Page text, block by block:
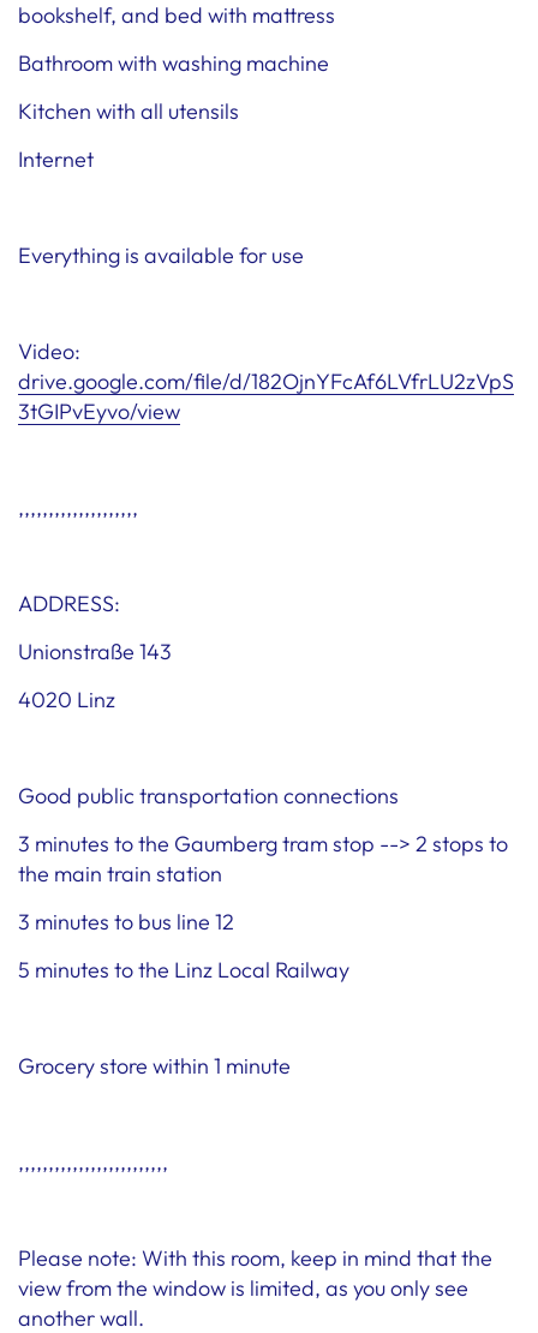
bookshelf, and bed with mattress
Bathroom with washing machine
Kitchen with all utensils
Internet
Everything is available for use
Video:
drive.google.com/file/d/182OjnYFcAf6LVfrLU2zVpS
3tGIPvEyvo/view
,,,,,,,,,,,,,,,,,,,,
ADDRESS:
Unionstraße 143
4020 Linz
Good public transportation connections
3 minutes to the Gaumberg tram stop --> 2 stops to
the main train station
3 minutes to bus line 12
5 minutes to the Linz Local Railway
Grocery store within 1 minute
,,,,,,,,,,,,,,,,,,,,,,,,,
Please note: With this room, keep in mind that the
view from the window is limited, as you only see
another wall.